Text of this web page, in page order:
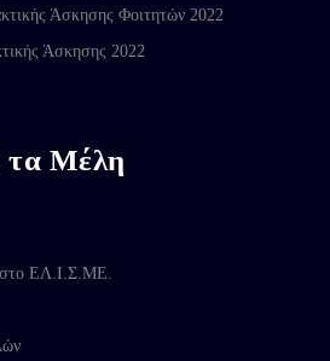
Άσκησης Φοιτητών 2022
Άσκησης 2022
τα Μέλη
στο ΕΛ.Ι.Σ.ΜΕ.